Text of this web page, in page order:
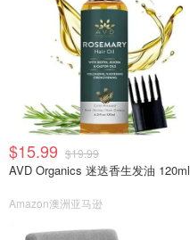
$15.99 $19.99
AVD Organics 迷迭香生发油 120ml
Amazon澳洲亚马逊